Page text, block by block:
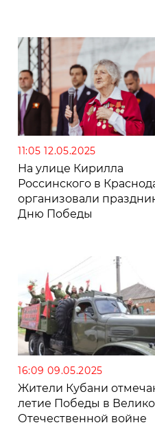
11:05 12.05.2025
На улице Кирилла
Россинского в
организовали
Дню Победы
16:09 09.05.2025
Жители Кубани
летие Победы в
Отечественной войне